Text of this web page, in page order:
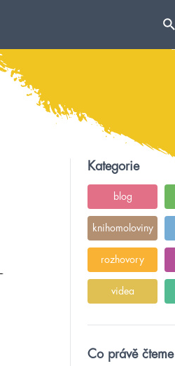
Kategorie
blog
knihomoloviny
rozhovory
videa
Co právě čteme